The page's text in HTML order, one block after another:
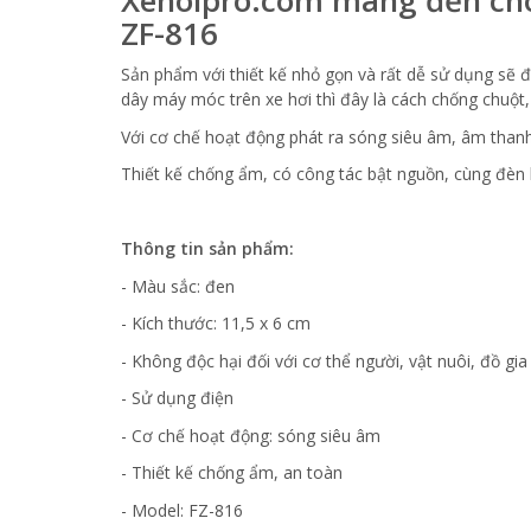
ZF-816
Sản phẩm với thiết kế nhỏ gọn và rất dễ sử dụng sẽ
dây máy móc trên xe hơi thì đây là cách chống
Với cơ chế hoạt động phát ra sóng siêu âm, âm
Thiết kế chống ẩm, có công tác bật nguồn, cùng
Thông tin sản phẩm:
- Màu sắc: đen
- Kích thước: 11,5 x 6 cm
- Không độc hại đối với cơ thể người, vật nuôi, đồ
- Sử dụng điện
- Cơ chế hoạt động: sóng siêu âm
- Thiết kế chống ẩm, an toàn
- Model: FZ-816